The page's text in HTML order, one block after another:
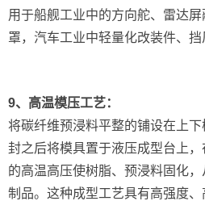
用于船舰工业中的方向舵、雷达
罩，汽车工业中轻量化改装件、挡
9、高温模压工艺：
将碳纤维预浸料平整的铺设在上
封之后将模具置于液压成型台上
的高温高压使树脂、预浸料固化
制品。这种成型工艺具有高强度